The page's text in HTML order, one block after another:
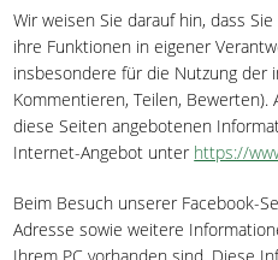
Wir weisen Sie darauf hin, dass
ihre Funktionen in eigener
insbesondere für die Nutzung der
Kommentieren, Teilen,
diese Seiten angebotenen
Internet-Angebot unter https://
Beim Besuch unserer Facebook-
Adresse sowie weitere